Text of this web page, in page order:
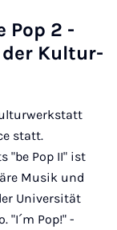
Pop 2 -
der Kul­tur­
statt.
"be Pop II" ist
Musik und
Universität
"I´m Pop!" -